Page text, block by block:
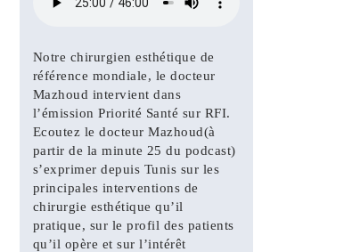
Notre chirurgien esthétique de
référence mondiale, le docteur
Mazhoud intervient dans
l’émission Priorité Santé sur RFI.
Ecoutez le docteur Mazhoud(à
partir de la minute 25 du podcast)
s’exprimer depuis Tunis sur les
principales interventions de
chirurgie esthétique qu’il
pratique, sur le profil des patients
qu’il opère et sur l’intérêt